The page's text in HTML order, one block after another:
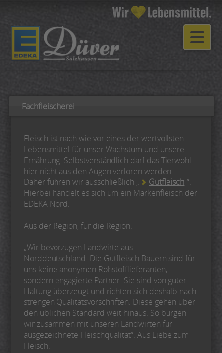
Fachfleischerei
Fleisch ist nach wie vor eines der wertvollsten
Lebensmittel für unser Wachstum und unsere
Ernährung. Selbstverständlich darf das Tierwohl
hier nicht aus den Augen verloren werden.
Daher führen wir ausschließlich „
Gutfleisch “.
Hierbei handelt es sich um ein Markenfleisch der
EDEKA Nord.
Aus der Region, für die Region.
„Wir bevorzugen Landwirte aus
Norddeutschland. Die Gutfleisch Bauern sind für
uns keine anonymen Rohstofflieferanten,
sondern engagierte Partner. Sie sind von guter
Haltung überzeugt und richten sich deshalb nach
strengen Qualitätsvorschriften. Diese gehen über
den üblichen Standard weit hinaus. So bürgen
wir zusammen mit unseren Landwirten für
ausgezeichnete Fleischqualität“. Aus Liebe zum
Fleisch.